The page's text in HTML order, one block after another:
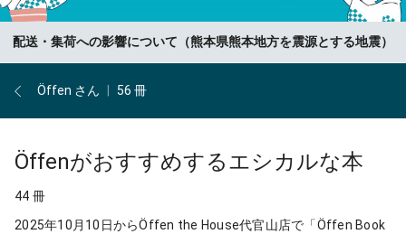
配送・集荷への影響について（熊本県熊本地方を震源とする地震）
Öffen さん 56 冊
Öffenがおすすめするエシカルな本
44 冊
2025年10月10日からÖffen the House代官山店で「Öffen Book